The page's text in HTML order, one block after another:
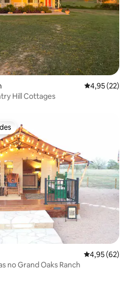
4,95 de uma
4,95 (22)
Hill Cottages
dos hóspedes
4,95 de uma
4,95 (62)
no Grand Oaks Ranch